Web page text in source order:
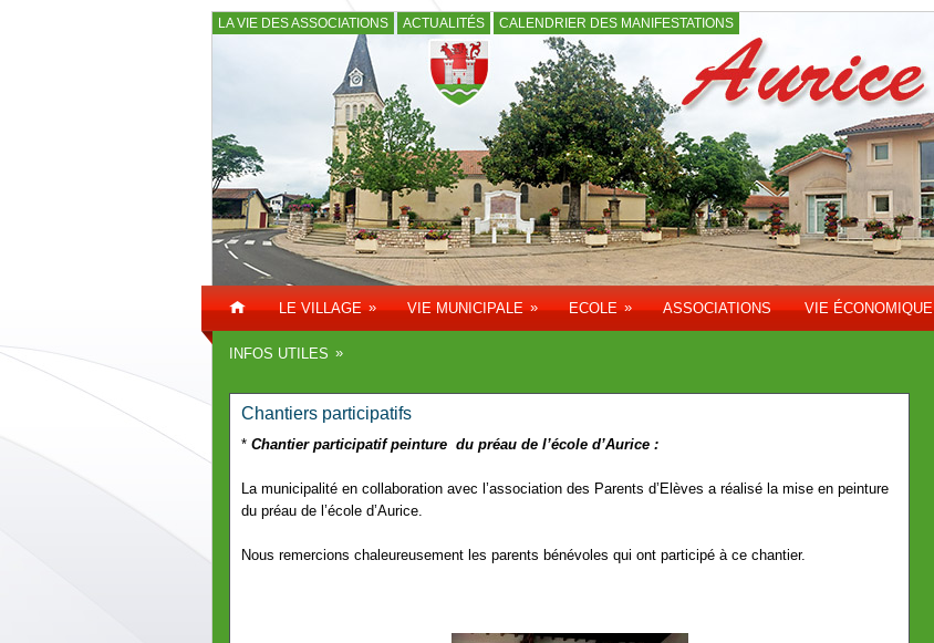
LA VIE DES ASSOCIATIONS ACTUALITÉS CALENDRIER DES MANIFESTATIONS
LE VILLAGE » VIE MUNICIPALE » ECOLE » ASSOCIATIONS VIE ÉCONOMIQUE
INFOS UTILES »
Chantiers participatifs
* Chantier participatif peinture du préau de l’école d’Aurice :
La municipalité en collaboration avec l’association des Parents d’Elèves a réalisé la mise en peinture
du préau de l’école d’Aurice.
Nous remercions chaleureusement les parents bénévoles qui ont participé à ce chantier.